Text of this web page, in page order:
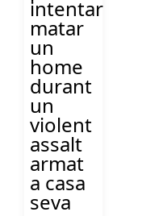
intentar
matar
un
home
durant
un
violent
assalt
armat
a casa
seva